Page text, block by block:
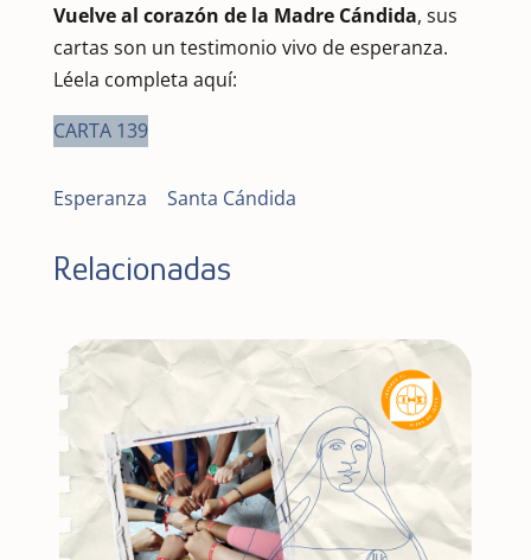
Vuelve al corazón de la Madre Cándida, sus
cartas son un testimonio vivo de esperanza.
Léela completa aquí:
CARTA 139
Esperanza Santa Cándida
Relacionadas